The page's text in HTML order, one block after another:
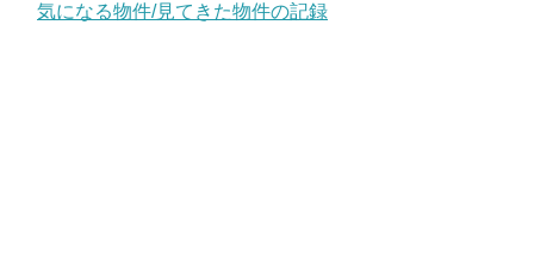
気になる物件/見てきた物件の記録